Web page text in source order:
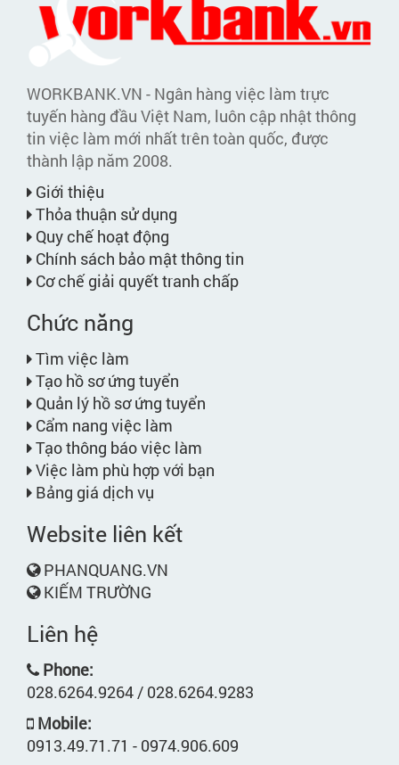
WORKBANK.VN - Ngân hàng việc làm trực
tuyến hàng đầu Việt Nam, luôn cập nhật thông
tin việc làm mới nhất trên toàn quốc, được
thành lập năm 2008.
Giới thiệu
Thỏa thuận sử dụng
Quy chế hoạt động
Chính sách bảo mật thông tin
Cơ chế giải quyết tranh chấp
Chức năng
Tìm việc làm
Tạo hồ sơ ứng tuyển
Quản lý hồ sơ ứng tuyển
Cẩm nang việc làm
Tạo thông báo việc làm
Việc làm phù hợp với bạn
Bảng giá dịch vụ
Website liên kết
PHANQUANG.VN
KIẾM TRƯỜNG
Liên hệ
Phone:
028.6264.9264 / 028.6264.9283
Mobile:
0913.49.71.71 - 0974.906.609